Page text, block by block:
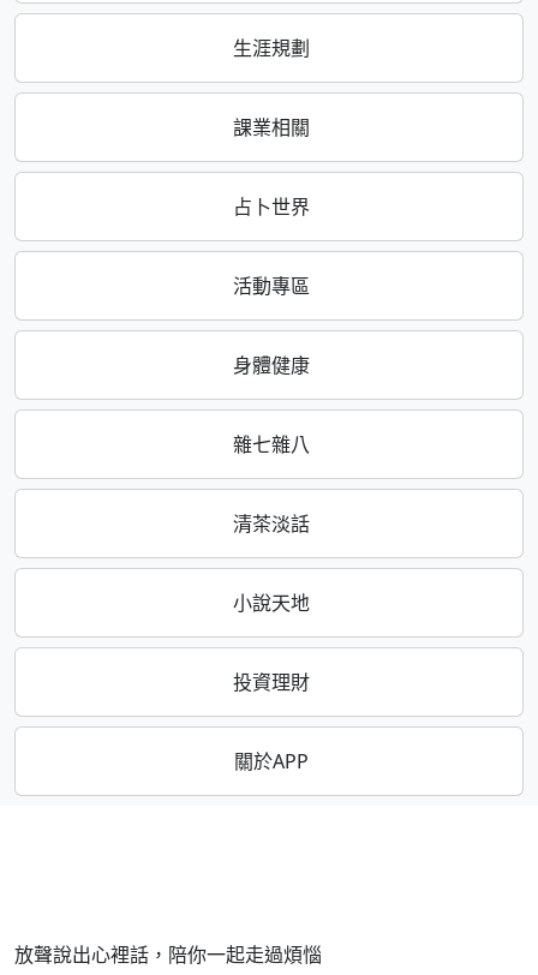
生涯規劃
課業相關
占卜世界
活動專區
身體健康
雜七雜八
清茶淡話
小說天地
投資理財
關於APP
放聲說出心裡話，陪你一起走過煩惱